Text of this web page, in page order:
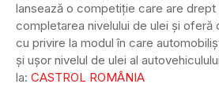
lansează o competiție care are drept
completarea nivelului de ulei și oferă
cu privire la modul în care
și ușor nivelul de ulei al
la: CASTROL ROMÂNIA